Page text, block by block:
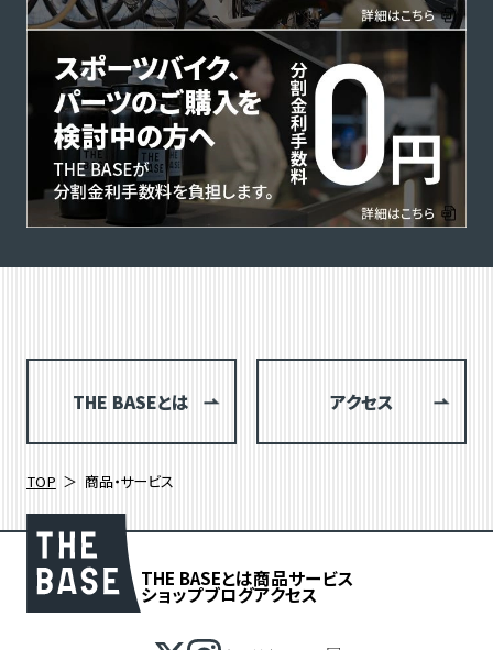
THE BASEとは アクセス
TOP 商品・サービス
THE BASEとは商品サービス
ショップブログアクセス